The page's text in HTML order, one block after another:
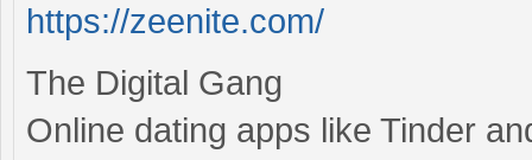
https://zeenite.com/
The Digital Gang
Online dating apps like Tinder